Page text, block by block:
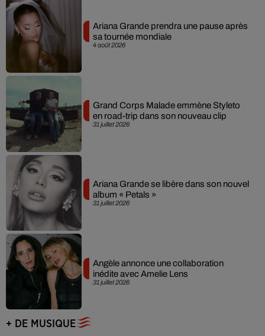
4 août 2026
Ariana Grande prendra une pause après
sa tournée mondiale
31 juillet 2026
Grand Corps Malade emmène Styleto
en road-trip dans son nouveau clip
31 juillet 2026
Ariana Grande se libère dans son nouvel
album « Petals »
31 juillet 2026
Angèle annonce une collaboration
inédite avec Amelie Lens
+ DE MUSIQUE